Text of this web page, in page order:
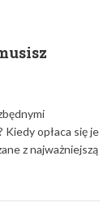
Kiedy opłaca się je
z najważniejszą